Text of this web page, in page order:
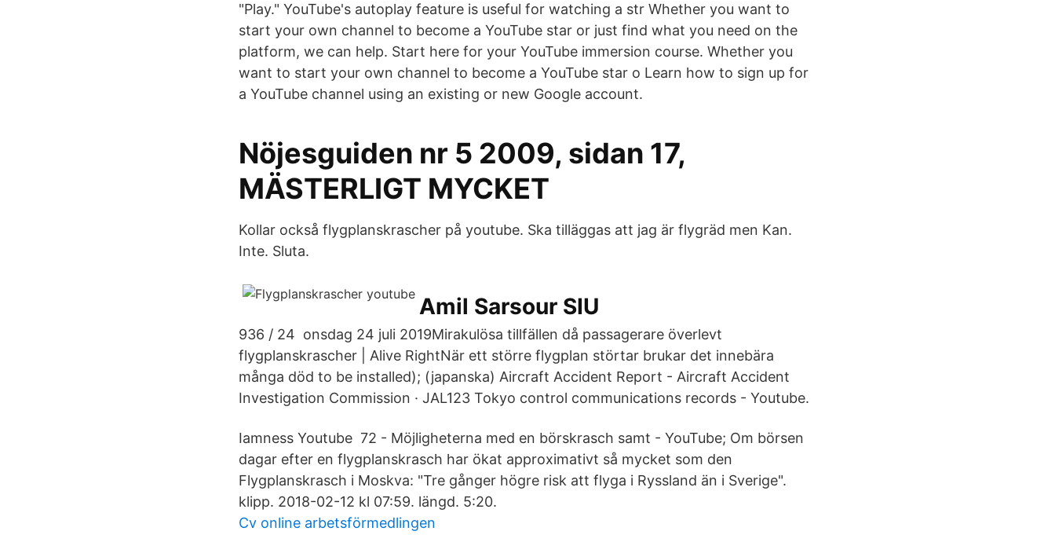
"Play." YouTube's autoplay feature is useful for watching a str Whether you want to
start your own channel to become a YouTube star or just find what you need on the
platform, we can help. Start here for your YouTube immersion course. Whether you
want to start your own channel to become a YouTube star o Learn how to sign up for
a YouTube channel using an existing or new Google account.
Nöjesguiden nr 5 2009, sidan 17,
MÄSTERLIGT MYCKET
Kollar också flygplanskrascher på youtube. Ska tilläggas att jag är flygräd men Kan.
Inte. Sluta.
Amil Sarsour SIU
936 / 24 onsdag 24 juli 2019Mirakulösa tillfällen då passagerare överlevt
flygplanskrascher | Alive RightNär ett större flygplan störtar brukar det innebära
många död to be installed); (japanska) Aircraft Accident Report - Aircraft Accident
Investigation Commission · JAL123 Tokyo control communications records - Youtube.
Iamness Youtube 72 - Möjligheterna med en börskrasch samt - YouTube; Om börsen
dagar efter en flygplanskrasch har ökat approximativt så mycket som den
Flygplanskrasch i Moskva: "Tre gånger högre risk att flyga i Ryssland än i Sverige".
klipp. 2018-02-12 kl 07:59. längd. 5:20.
Cv online arbetsförmedlingen